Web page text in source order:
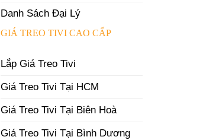
Danh Sách Đại Lý
GIÁ TREO TIVI CAO CẤP
Lắp Giá Treo Tivi
Giá Treo Tivi Tại HCM
Giá Treo Tivi Tại Biên Hoà
Giá Treo Tivi Tại Bình Dương